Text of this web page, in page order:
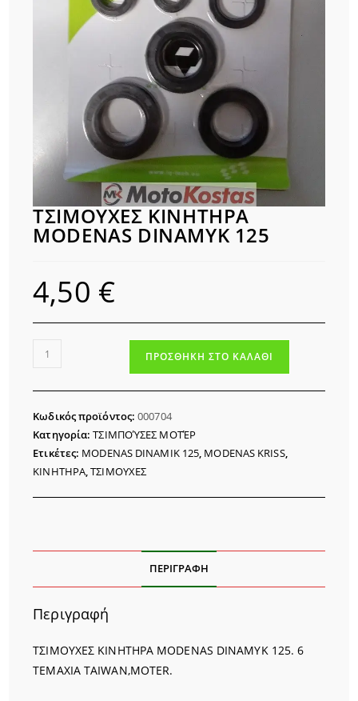
ΤΣΙΜΟΥΧΕΣ ΚΙΝΗΤΗΡΑ
MODENAS DINAMYK 125
4,50 €
ΤΣΙΜΟΥΧΕΣ
MODENAS
DINAMYK
125
ποσότητα
ΠΡΟΣΘΉΚΗ ΣΤΟ ΚΑΛΆΘΙ
Κωδικός προϊόντος:000704
Κατηγορία:ΤΣΙΜΠΟΎΣΕΣ ΜΟΤΈΡ
Ετικέτες: MODENAS DINAMIK 125, MODENAS KRISS,
ΚΙΝΗΤΗΡΑ,ΤΣΙΜΟΥΧΕΣ
ΠΕΡΙΓΡΑΦΉ
Περιγραφή
ΤΣΙΜΟΥΧΕΣ ΚΙΝΗΤΗΡΑ MODENAS DINAMYK 125. 6
TEMAXIA TAIWAN,MOTER.